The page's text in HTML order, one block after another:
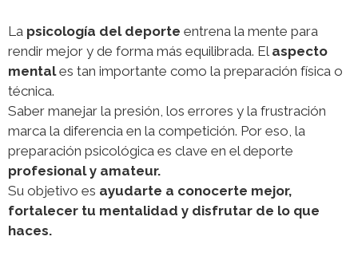
La psicología del deporte entrena la mente para
rendir mejor y de forma más equilibrada. El aspecto
mentales tan importante como la preparación física o
técnica.
Saber manejar la presión, los errores y la frustración
marca la diferencia en la competición. Por eso, la
preparación psicológica es clave en el deporte
profesional y amateur.
Su objetivo es ayudarte a conocerte mejor,
fortalecer tu mentalidad y disfrutar de lo que
haces.